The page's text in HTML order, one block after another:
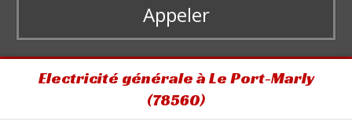
Appeler
Electricité générale à Le Port-Marly
(78560)